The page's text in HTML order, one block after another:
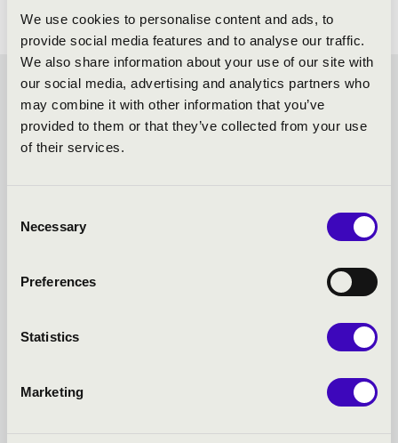
We use cookies to personalise content and ads, to
provide social media features and to analyse our traffic.
We also share information about your use of our site with
our social media, advertising and analytics partners who
may combine it with other information that you’ve
provided to them or that they’ve collected from your use
of their services.
Selection
Necessary
Preferences
Statistics
Marketing
FILHARMÓNIA BÉRLET -
NYÍREGYHÁZA - TOVÁBBI